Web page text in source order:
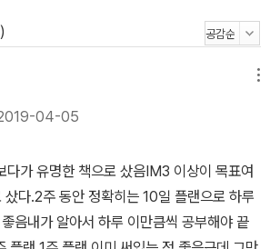
04-05
다가 유명한 책으로 샀음IM3 이상이 목표여
다.2주 동안 정확히는 10일 플랜으로 하루
음내가 알아서 하루 이만큼씩 공부해야 끝